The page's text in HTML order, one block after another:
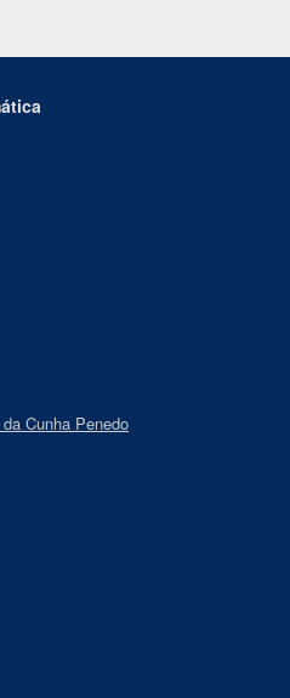
Cunha Penedo